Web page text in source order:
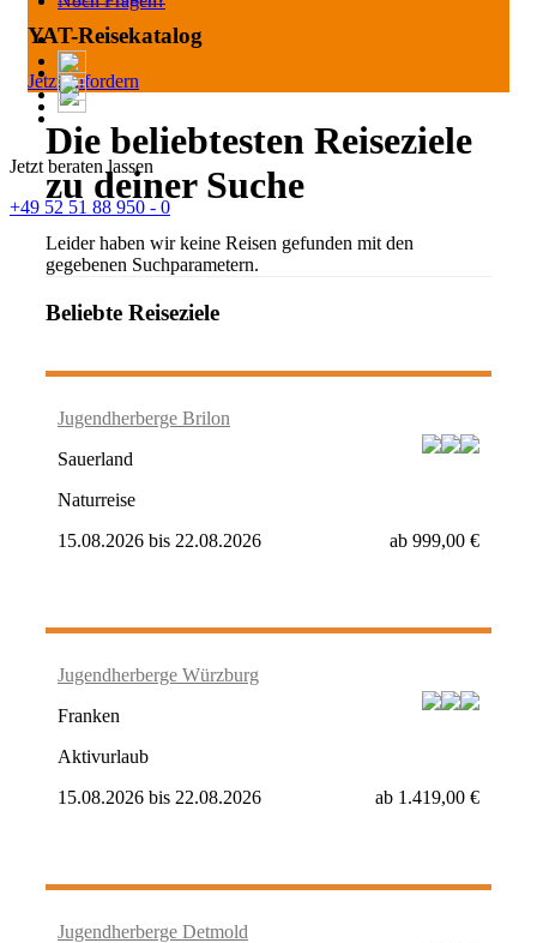
Jetzt beraten lassen
+49 52 51 88 950 - 0
YAT-Reisekatalog
Jetzt anfordern
Die beliebtesten Reiseziele
zu deiner Suche
Leider haben wir keine Reisen gefunden mit den
gegebenen Suchparametern.
Beliebte Reiseziele
Jugendherberge Brilon
Sauerland
Naturreise
15.08.2026 bis 22.08.2026 ab 999,00 €
Jugendherberge Würzburg
Franken
Aktivurlaub
15.08.2026 bis 22.08.2026 ab 1.419,00 €
Jugendherberge Detmold